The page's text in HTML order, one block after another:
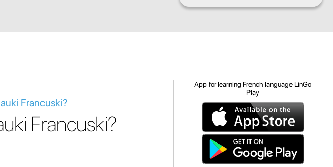
Francuski?
Francuski?
App for learning French language LinGo
Play